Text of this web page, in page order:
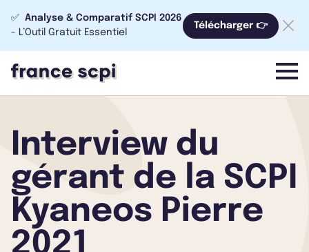
✅ Analyse & Comparatif SCPI 2026
- L’Outil Gratuit Essentiel
Télécharger 👉
menu
Interview du
gérant de la SCPI
Kyaneos Pierre
2021